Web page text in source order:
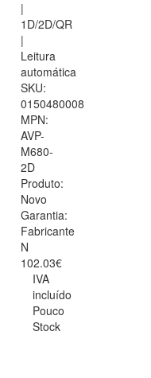
|
1D/2D/QR
|
Leitura
automática
SKU:
0150480008
MPN:
AVP-
M680-
2D
Produto:
Novo
Garantia:
Fabricante
N
102.03€
IVA
incluído
Pouco
Stock